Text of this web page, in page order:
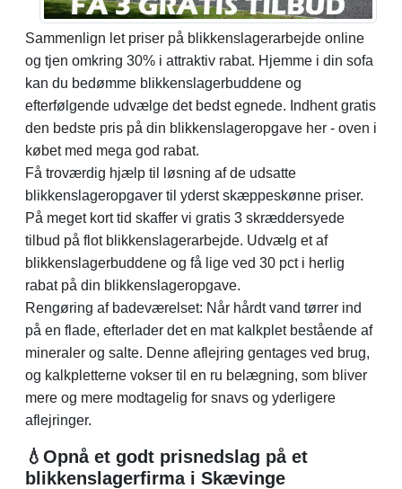
Sammenlign let priser på blikkenslagerarbejde online
og tjen omkring 30% i attraktiv rabat. Hjemme i din sofa
kan du bedømme blikkenslagerbuddene og
efterfølgende udvælge det bedst egnede. Indhent gratis
den bedste pris på din blikkenslageropgave her - oven i
købet med mega god rabat.
Få troværdig hjælp til løsning af de udsatte
blikkenslageropgaver til yderst skæppeskønne priser.
På meget kort tid skaffer vi gratis 3 skræddersyede
tilbud på flot blikkenslagerarbejde. Udvælg et af
blikkenslagerbuddene og få lige ved 30 pct i herlig
rabat på din blikkenslageropgave.
Rengøring af badeværelset: Når hårdt vand tørrer ind
på en flade, efterlader det en mat kalkplet bestående af
mineraler og salte. Denne aflejring gentages ved brug,
og kalkpletterne vokser til en ru belægning, som bliver
mere og mere modtagelig for snavs og yderligere
aflejringer.
💧Opnå et godt prisnedslag på et
blikkenslagerfirma i Skævinge